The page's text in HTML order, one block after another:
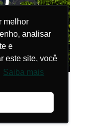
melhor
analisar
e
este site, você
Saiba mais
melhor
analisar
e
este site, você
Saiba mais